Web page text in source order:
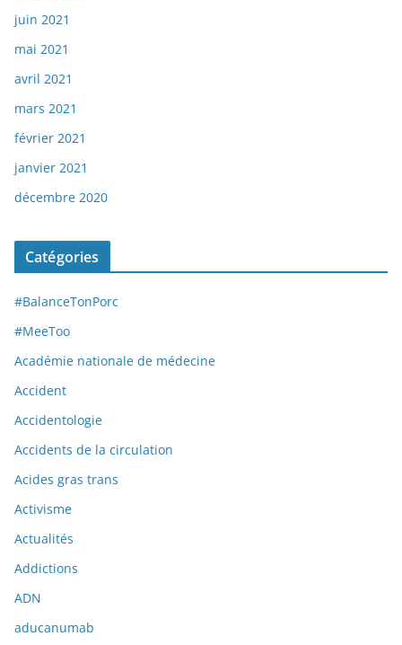
juin 2021
mai 2021
avril 2021
mars 2021
février 2021
janvier 2021
décembre 2020
Catégories
#BalanceTonPorc
#MeeToo
Académie nationale de médecine
Accident
Accidentologie
Accidents de la circulation
Acides gras trans
Activisme
Actualités
Addictions
ADN
aducanumab